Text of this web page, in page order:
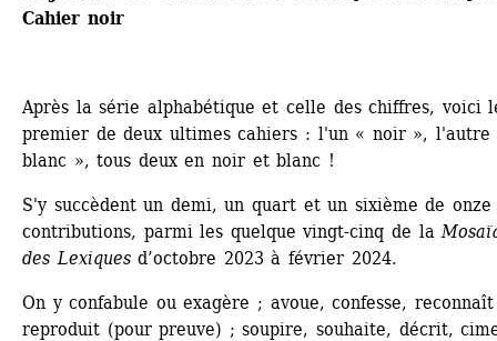
Cahier noir
Après la série alphabétique et celle des chiffres, voici
premier de deux ultimes cahiers : l'un « noir », l'autre
blanc », tous deux en noir et blanc !
S'y succèdent un demi, un quart et un sixième de onze
contributions, parmi les quelque vingt-cinq de la
des Lexiquesd’octobre 2023 à février 2024.
On y confabule ou exagère ; avoue, confesse,
reproduit (pour preuve) ; soupire, souhaite, décrit,